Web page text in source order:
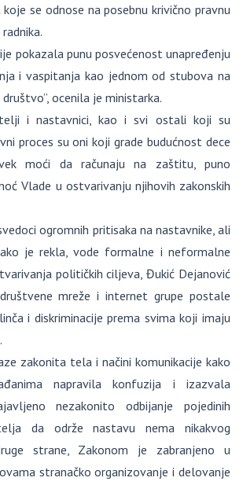
se odnose na posebnu krivično pravnu
pokazala punu posvećenost unapređenju
i vaspitanja kao jednom od stubova na
ocenila je ministarka.
i nastavnici, kao i svi ostali koji su
proces su oni koji grade budućnost dece
moći da računaju na zaštitu, puno
Vlade u ostvarivanju njihovih zakonskih
ogromnih pritisaka na nastavnike, ali
je rekla, vode formalne i neformalne
političkih ciljeva, Đukić Dejanović
mreže i internet grupe postale
i diskriminacije prema svima koji imaju
zakonita tela i načini komunikacije kako
napravila konfuzija i izazvala
nezakonito odbijanje pojedinih
da održe nastavu nema nikakvog
strane, Zakonom je zabranjeno u
stranačko organizovanje i delovanje